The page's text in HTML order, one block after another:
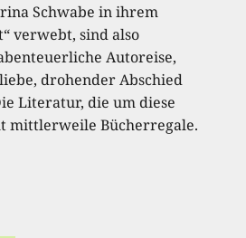
Schwabe in ihrem
verwebt, sind also
Autoreise,
drohender Abschied
Literatur, die um diese
mittlerweile Bücherregale.